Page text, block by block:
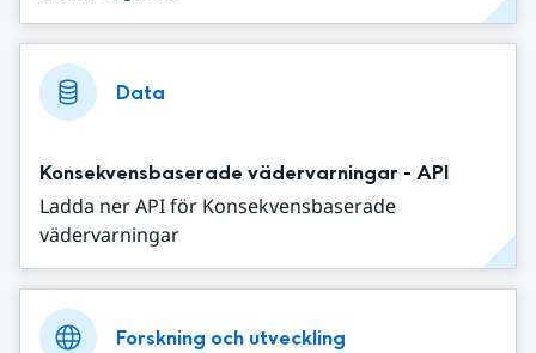
Data
Konsekvensbaserade vädervarningar - API
Ladda ner API för Konsekvensbaserade
vädervarningar
Forskning och utveckling